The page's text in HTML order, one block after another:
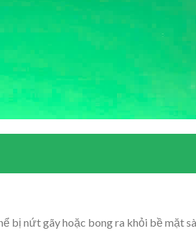
bị nứt gãy hoặc bong ra khỏi bề mặt